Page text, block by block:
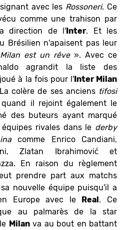
avec les Rossoneri. Ce
comme une trahison par
direction de l'Inter. Et les
Brésilien n'apaisent pas leur
est un rêve». Avec ce
agrandit la liste des
à la fois pour l'Inter Milan
colère de ses anciens tifosi
il rejoint également le
des buteurs ayant marqué
rivales dans le derby
comme Enrico Candiani,
Zlatan Ibrahimović et
En raison du règlement
prendre part aux matchs
nouvelle équipe puisqu'il a
Europe avec le Real. Ce
au palmarès de la star
Milanva au bout en battant